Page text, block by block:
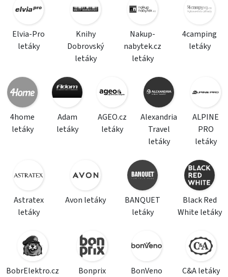
Elvia-Pro
letáky
Knihy
Dobrovský
letáky
Nakup-
nabytek.cz
letáky
4camping
letáky
4home
letáky
Adam
letáky
AGEO.cz
letáky
Alexandria
Travel
letáky
ALPINE
PRO
letáky
Astratex
letáky
Avon letáky
BANQUET
letáky
Black Red
White letáky
BobrElektro.cz
Bonprix
BonVeno
C&A letáky